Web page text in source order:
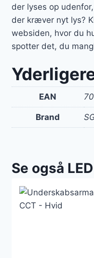
der lyses op
der kræver nyt lys?
websiden, hvor du
spotter det, du
EAN
Brand
Se også